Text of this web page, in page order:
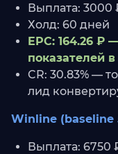
Выплата: 3000
Холд: 60 дней
EPC: 164.26 ₽
показателей
CR: 30.83% —
лид
Winline (baseline
Выплата: 6750